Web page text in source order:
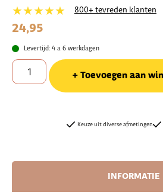
★★★★★ 800+ tevreden klanten
24,95
Levertijd: 4 a 6 werkdagen
Toevoegen aan
Keuze uit diverse afmetingen
INFORMATIE